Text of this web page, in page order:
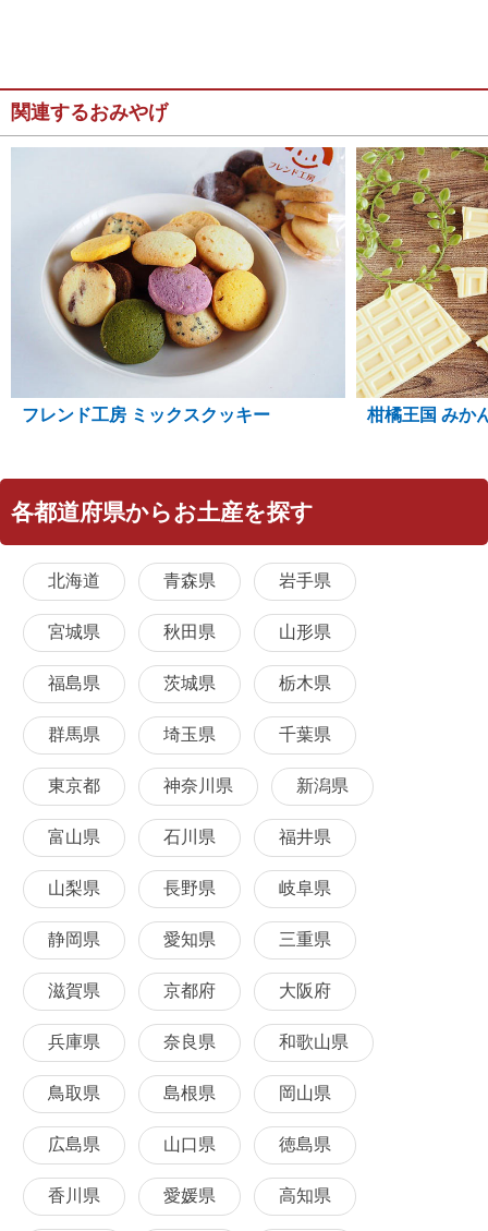
関連するおみやげ
フレンド工房 ミックスクッキー 柑橘王国 みか
各都道府県からお土産を探す
北海道 青森県 岩手県
宮城県 秋田県 山形県
福島県 茨城県 栃木県
群馬県 埼玉県 千葉県
東京都 神奈川県 新潟県
富山県 石川県 福井県
山梨県 長野県 岐阜県
静岡県 愛知県 三重県
滋賀県 京都府 大阪府
兵庫県 奈良県 和歌山県
鳥取県 島根県 岡山県
広島県 山口県 徳島県
香川県 愛媛県 高知県